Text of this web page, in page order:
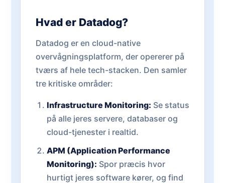
Hvad er Datadog?
Datadog er en cloud-native
overvågningsplatform, der opererer på
tværs af hele tech-stacken. Den samler
tre kritiske områder:
Infrastructure Monitoring: Se status
på alle jeres servere, databaser og
cloud-tjenester i realtid.
APM (Application Performance
Monitoring): Spor præcis hvor
hurtigt jeres software kører, og find